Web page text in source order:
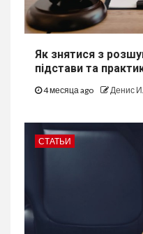
Як знятися з
підстави та
4 месяца ago Денис
СТАТЬИ